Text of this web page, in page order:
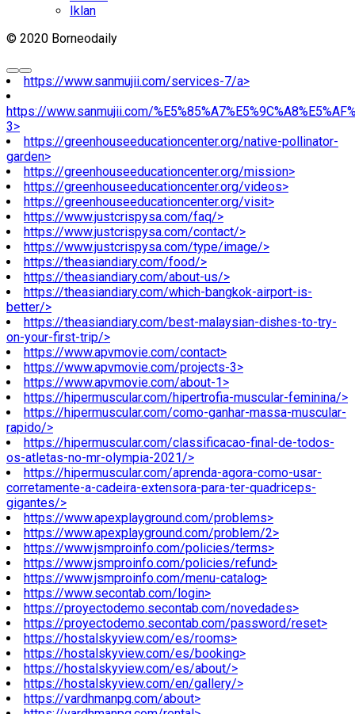
Iklan
© 2020 Borneodaily
https://www.sanmujii.com/services-7/a>
https://www.sanmujii.com/
3>
https://greenhouseeducationcenter.org/native-pollinator-
garden>
https://greenhouseeducationcenter.org/mission>
https://greenhouseeducationcenter.org/videos>
https://greenhouseeducationcenter.org/visit>
https://www.justcrispysa.com/faq/>
https://www.justcrispysa.com/contact/>
https://www.justcrispysa.com/type/image/>
https://theasiandiary.com/food/>
https://theasiandiary.com/about-us/>
https://theasiandiary.com/which-bangkok-airport-is-
better/>
https://theasiandiary.com/best-malaysian-dishes-to-try-
on-your-first-trip/>
https://www.apvmovie.com/contact>
https://www.apvmovie.com/projects-3>
https://www.apvmovie.com/about-1>
https://hipermuscular.com/hipertrofia-muscular-feminina/>
https://hipermuscular.com/como-ganhar-massa-muscular-
rapido/>
https://hipermuscular.com/classificacao-final-de-todos-
os-atletas-no-mr-olympia-2021/>
https://hipermuscular.com/aprenda-agora-como-usar-
corretamente-a-cadeira-extensora-para-ter-quadriceps-
gigantes/>
https://www.apexplayground.com/problems>
https://www.apexplayground.com/problem/2>
https://www.jsmproinfo.com/policies/terms>
https://www.jsmproinfo.com/policies/refund>
https://www.jsmproinfo.com/menu-catalog>
https://www.secontab.com/login>
https://proyectodemo.secontab.com/novedades>
https://proyectodemo.secontab.com/password/reset>
https://hostalskyview.com/es/rooms>
https://hostalskyview.com/es/booking>
https://hostalskyview.com/es/about/>
https://hostalskyview.com/en/gallery/>
https://vardhmanpg.com/about>